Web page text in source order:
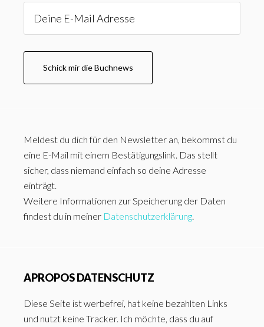
Meldest du dich für den Newsletter an, bekommst du
eine E-Mail mit einem Bestätigungslink. Das stellt
sicher, dass niemand einfach so deine Adresse
einträgt.
Weitere Informationen zur Speicherung der Daten
findest du in meiner Datenschutzerklärung.
APROPOS DATENSCHUTZ
Diese Seite ist werbefrei, hat keine bezahlten Links
und nutzt keine Tracker. Ich möchte, dass du auf